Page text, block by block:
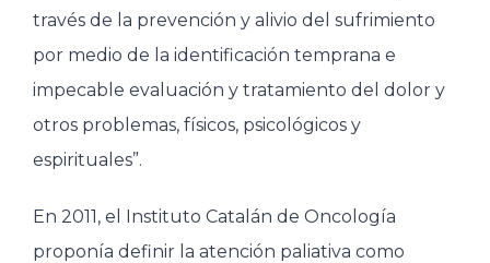
través de la prevención y alivio del sufrimiento
por medio de la identificación temprana e
impecable evaluación y tratamiento del dolor y
otros problemas, físicos, psicológicos y
espirituales”.
En 2011, el Instituto Catalán de Oncología
proponía definir la atención paliativa como